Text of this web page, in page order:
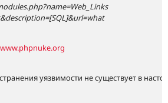
www.phpnuke.org
уязвимости не существует в